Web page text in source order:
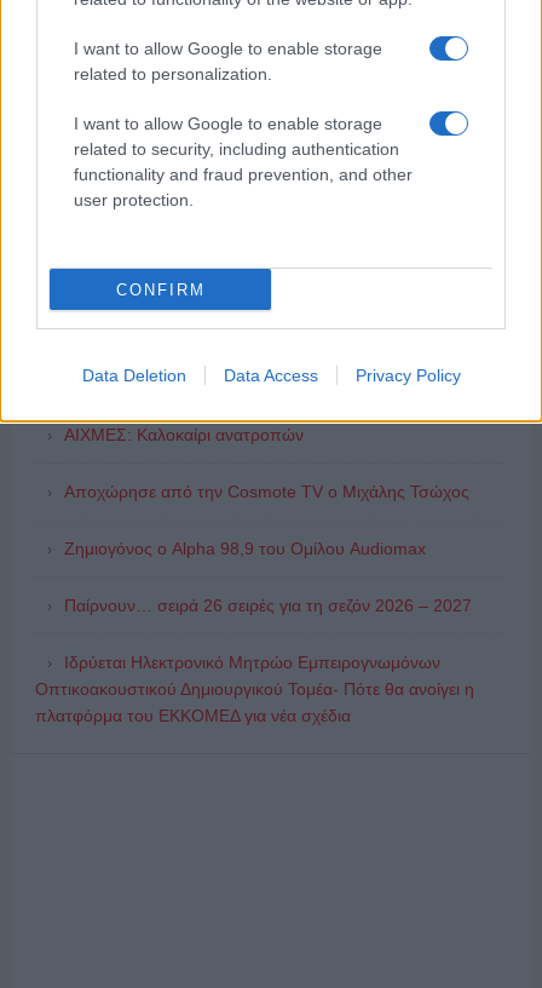
I want to allow Google to enable storage
related to personalization.
I want to allow Google to enable storage
related to security, including authentication
functionality and fraud prevention, and other
user protection.
CONFIRM
Data Deletion Data Access Privacy Policy
ΔΗΜΟΦΙΛΗ
Συζητήσεις για τη λήξη της συνεργασίας
Διευθύνοντα Σύμβουλο, κ. Γρηγόρη Δ. Δημητριάδη,
ΑΙΧΜΕΣ: Καλοκαίρι ανατροπών
Αποχώρησε από την Cosmote TV o Μιχάλης Τσώχος
Ζημιογόνος ο Alpha 98,9 του Ομίλου Audiomax
Παίρνουν… σειρά 26 σειρές για τη σεζόν 2026 – 2027
Ιδρύεται Ηλεκτρονικό Μητρώο Εμπειρογνωμόνων
Οπτικοακουστικού Δημιουργικού Τομέα- Πότε θα ανοίγει η
πλατφόρμα του ΕΚΚΟΜΕΔ για νέα σχέδια